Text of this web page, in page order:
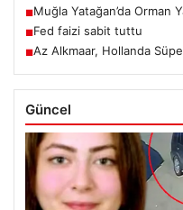
■Muğla Yatağan’da Orman
■Fed faizi sabit tuttu
■Az Alkmaar, Hollanda
Güncel